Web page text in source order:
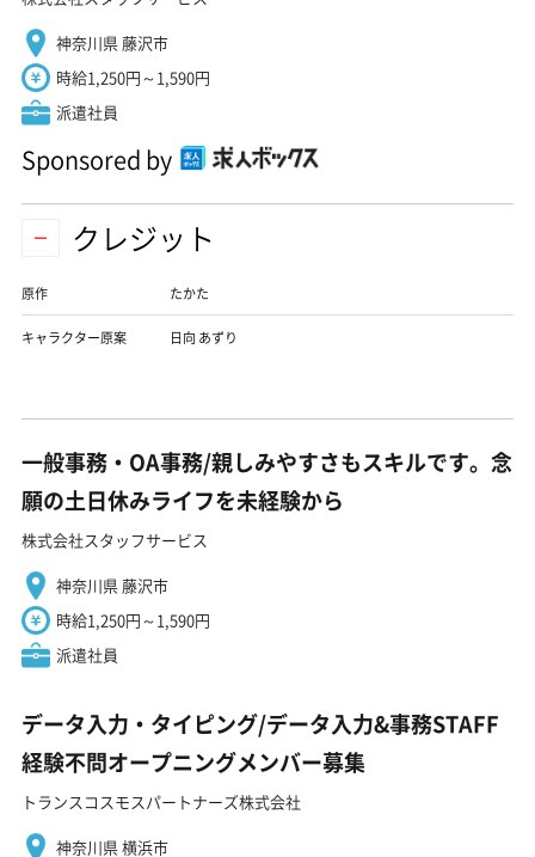
神奈川県 藤沢市
時給1,250円～1,590円
派遣社員
Sponsored by
クレジット
原作 たかた
キャラクター原案 日向 あずり
一般事務・OA事務/親しみやすさもスキルです。念
願の土日休みライフを未経験から
株式会社スタッフサービス
神奈川県 藤沢市
時給1,250円～1,590円
派遣社員
データ入力・タイピング/データ入力&事務STAFF
経験不問オープニングメンバー募集
トランスコスモスパートナーズ株式会社
神奈川県 横浜市